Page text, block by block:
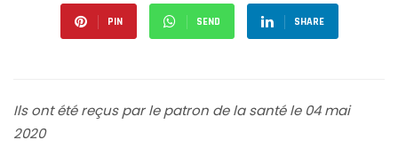
PIN SEND SHARE
Ils ont été reçus par le patron de la santé le 04 mai
2020